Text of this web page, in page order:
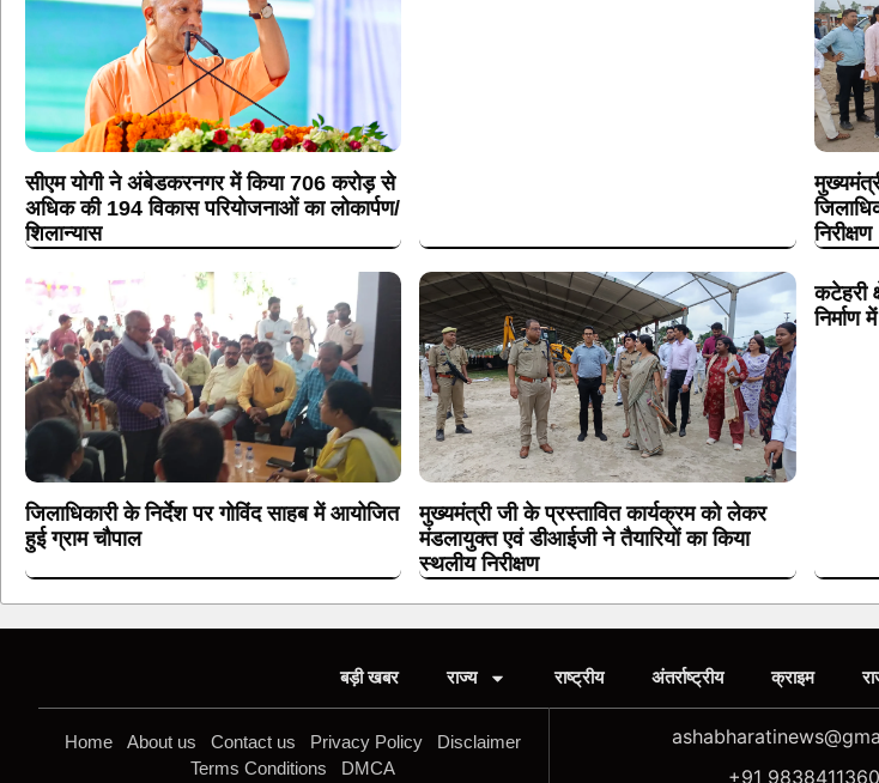
सीएम योगी ने अंबेडकरनगर में किया 706 करोड़ से
अधिक की 194 विकास परियोजनाओं का लोकार्पण/
शिलान्यास
निरीक्षण
जिलाधिकारी के निर्देश पर गोविंद साहब में आयोजित
हुई ग्राम चौपाल
मुख्यमंत्री जी के प्रस्तावित कार्यक्रम को लेकर
मंडलायुक्त एवं डीआईजी ने तैयारियों का किया
स्थलीय निरीक्षण
कटेहरी
बड़ी खबर राज्य राष्ट्रीय अंतर्राष्ट्रीय क्राइम
Home About us Contact us Privacy Policy
Disclaimer
Terms Conditions
DMCA
+91 9838411360